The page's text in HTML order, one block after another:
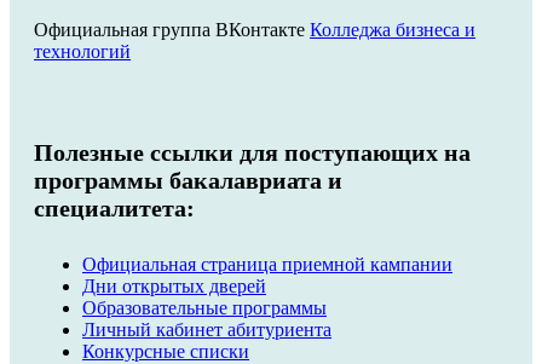
Официальная группа ВКонтакте Колледжа бизнеса и
технологий
Полезные ссылки для поступающих на
программы бакалавриата и
специалитета:
Официальная страница приемной кампании
Дни открытых дверей
Образовательные программы
Личный кабинет абитуриента
Конкурсные списки